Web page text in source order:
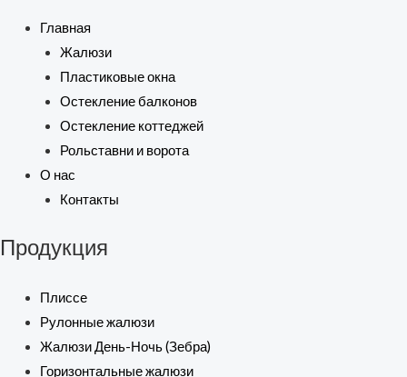
Главная
Жалюзи
Пластиковые окна
Остекление балконов
Остекление коттеджей
Рольставни и ворота
О нас
Контакты
Продукция
Плиссе
Рулонные жалюзи
Жалюзи День-Ночь (Зебра)
Горизонтальные жалюзи